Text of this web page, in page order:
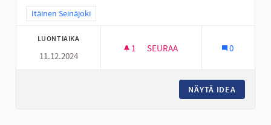
Rajaa tulokset teeman mukaan: Itäinen Seinäjoki
Itäinen Seinäjoki
LUONTIAIKA
11.12.2024
1 1 SEURAAJA
SEURAA 0
NÄYTÄ IDEA